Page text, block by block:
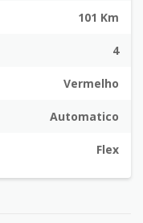
101 Km
4
Vermelho
Automatico
Flex